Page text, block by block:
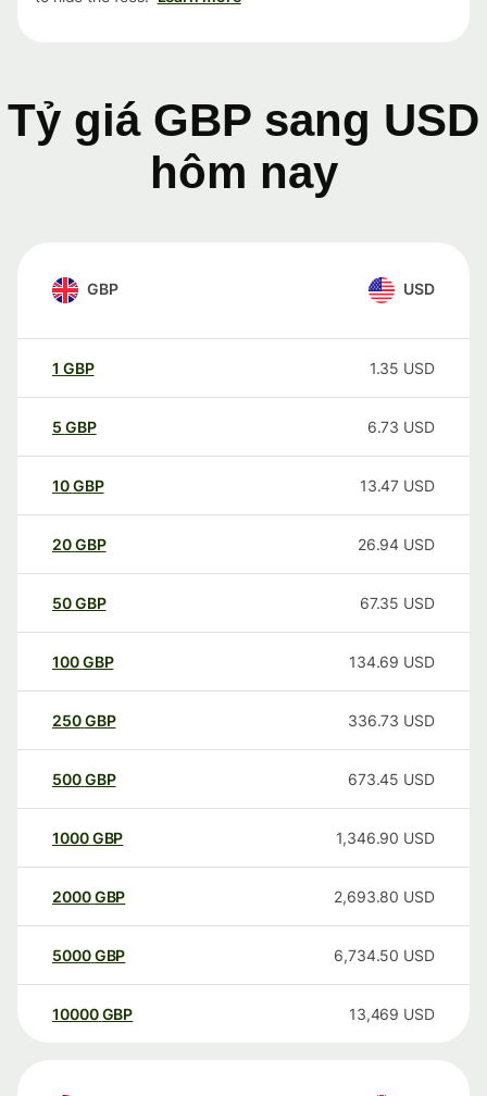
Tỷ giá GBP sang USD
hôm nay
GBP USD
1 GBP 1.35 USD
5 GBP 6.73 USD
10GBP 13.47 USD
20GBP 26.94 USD
50GBP 67.35 USD
100GBP 134.69 USD
250GBP 336.73 USD
500GBP 673.45 USD
1000GBP 1,346.90 USD
2000GBP 2,693.80 USD
5000GBP 6,734.50 USD
10000 GBP 13,469 USD